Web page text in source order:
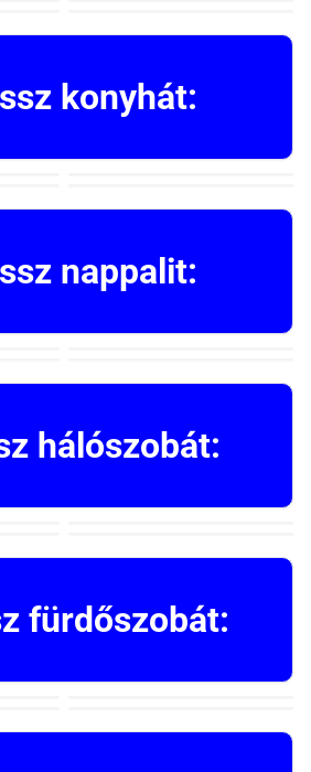
konyhát:
nappalit:
hálószobát:
fürdőszobát: